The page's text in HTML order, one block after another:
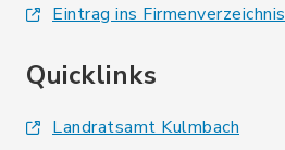
Eintrag ins Firmenverzeichnis
Quicklinks
Landratsamt Kulmbach